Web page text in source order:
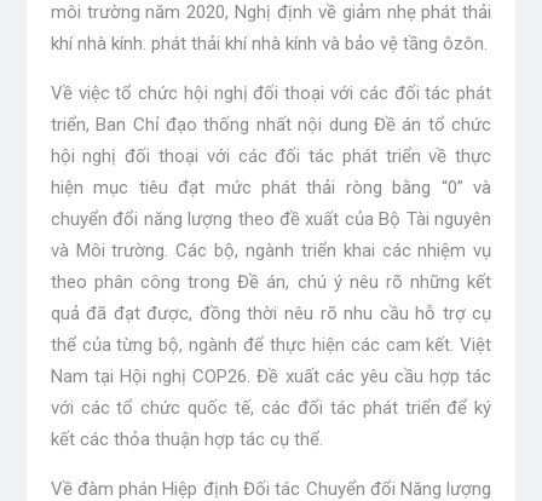
môi trường năm 2020, Nghị định về giảm nhẹ phát thải
khí nhà kính. phát thải khí nhà kính và bảo vệ tầng ôzôn.
Về việc tổ chức hội nghị đối thoại với các đối tác phát
triển, Ban Chỉ đạo thống nhất nội dung Đề án tổ chức
hội nghị đối thoại với các đối tác phát triển về thực
hiện mục tiêu đạt mức phát thải ròng bằng “0” và
chuyển đổi năng lượng theo đề xuất của Bộ Tài nguyên
và Môi trường. Các bộ, ngành triển khai các nhiệm vụ
theo phân công trong Đề án, chú ý nêu rõ những kết
quả đã đạt được, đồng thời nêu rõ nhu cầu hỗ trợ cụ
thể của từng bộ, ngành để thực hiện các cam kết. Việt
Nam tại Hội nghị COP26. Đề xuất các yêu cầu hợp tác
với các tổ chức quốc tế, các đối tác phát triển để ký
kết các thỏa thuận hợp tác cụ thể.
Về đàm phán Hiệp định Đối tác Chuyển đổi Năng lượng